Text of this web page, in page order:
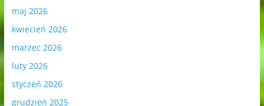
maj 2026
kwiecień 2026
marzec 2026
luty 2026
styczeń 2026
grudzień 2025